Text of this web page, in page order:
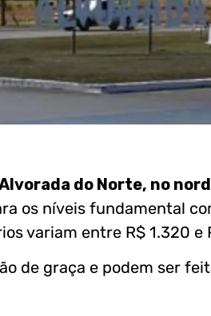
do Norte, no
os níveis fundamental
variam entre R$ 1.320 e
de graça e podem ser